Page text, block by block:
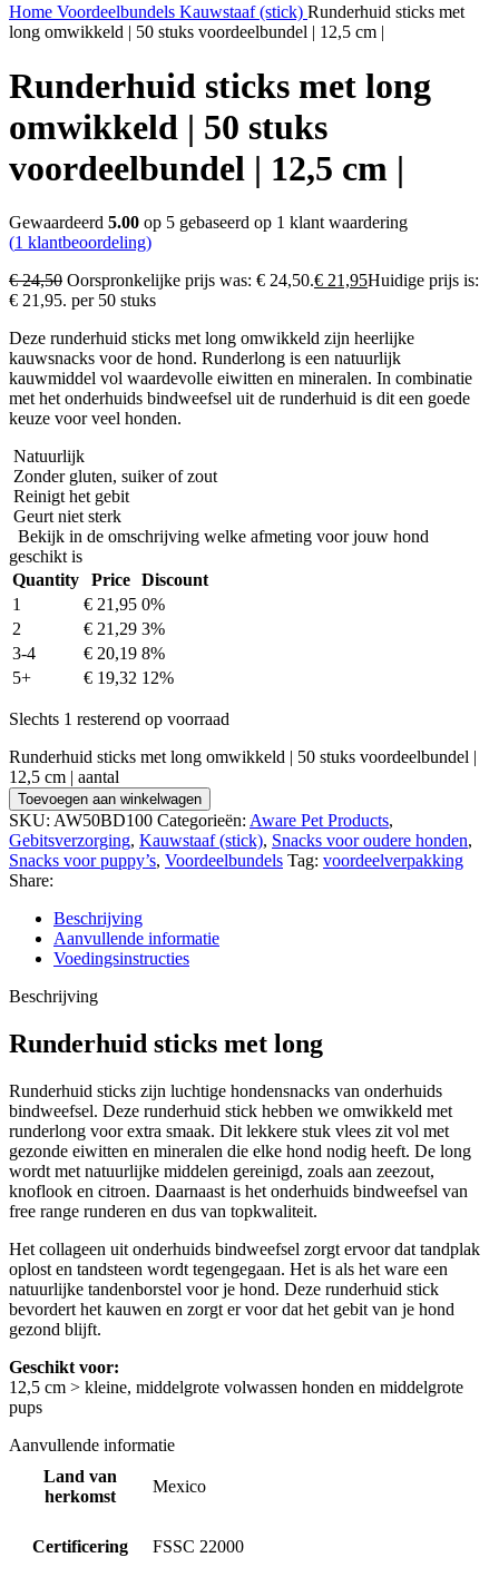
Home Voordeelbundels Kauwstaaf (stick) Runderhuid sticks met
long omwikkeld | 50 stuks voordeelbundel | 12,5 cm |
Runderhuid sticks met long
omwikkeld | 50 stuks
voordeelbundel | 12,5 cm |
Gewaardeerd 5.00 op 5 gebaseerd op 1 klant waardering
(1 klantbeoordeling)
€24,50 Oorspronkelijke prijs was: € 24,50.€ 21,95Huidige prijs is:
€ 21,95. per 50 stuks
Deze runderhuid sticks met long omwikkeld zijn heerlijke
kauwsnacks voor de hond. Runderlong is een natuurlijk
kauwmiddel vol waardevolle eiwitten en mineralen. In combinatie
met het onderhuids bindweefsel uit de runderhuid is dit een goede
keuze voor veel honden.
Natuurlijk
Zonder gluten, suiker of zout
Reinigt het gebit
Geurt niet sterk
Bekijk in de omschrijving welke afmeting voor jouw hond
geschikt is
Quantity
Price
Discount
1
€ 21,95 0%
2
€ 21,29 3%
3-4
€ 20,19 8%
5+
€ 19,32 12%
Slechts 1 resterend op voorraad
Runderhuid sticks met long omwikkeld | 50 stuks voordeelbundel |
12,5 cm | aantal
Toevoegen aan winkelwagen
SKU: AW50BD100 Categorieën: Aware Pet Products,
Gebitsverzorging, Kauwstaaf (stick), Snacks voor oudere honden,
Snacks voor puppy’s, Voordeelbundels Tag: voordeelverpakking
Share:
Beschrijving
Aanvullende informatie
Voedingsinstructies
Beschrijving
Runderhuid sticks met long
Runderhuid sticks zijn luchtige hondensnacks van onderhuids
bindweefsel. Deze runderhuid stick hebben we omwikkeld met
runderlong voor extra smaak. Dit lekkere stuk vlees zit vol met
gezonde eiwitten en mineralen die elke hond nodig heeft. De long
wordt met natuurlijke middelen gereinigd, zoals aan zeezout,
knoflook en citroen. Daarnaast is het onderhuids bindweefsel van
free range runderen en dus van topkwaliteit.
Het collageen uit onderhuids bindweefsel zorgt ervoor dat tandplak
oplost en tandsteen wordt tegengegaan. Het is als het ware een
natuurlijke tandenborstel voor je hond. Deze runderhuid stick
bevordert het kauwen en zorgt er voor dat het gebit van je hond
gezond blijft.
Geschikt voor:
12,5 cm > kleine, middelgrote volwassen honden en middelgrote
pups
Aanvullende informatie
Land van
herkomst
Mexico
Certificering FSSC 22000